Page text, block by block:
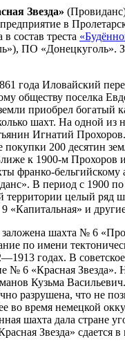
Звезда»
в
состав треста
ПО «Донецкуголь».
года Иловайский
обществу поселка
приобрел богатый
шахт. На одной из
Игнатий
покупки 200 десятин
к 1900-м Прохоров
франко-бельгийскому
В период с 1900
территории целый ряд
«Капитальная» и
шахта № 6
по имени
годах. В
№ 6 «Красная Звезда».
Кузьма
разрушена, что не
во время немецкой
шахта дала стране
Звезда» сдается